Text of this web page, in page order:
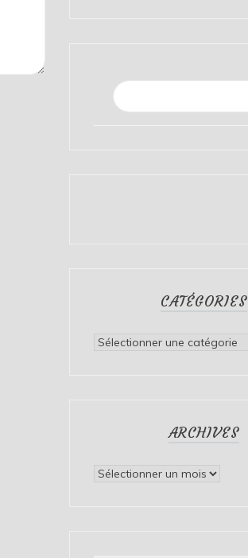
CATÉGORIES
Catégories
ARCHIVES
Archives